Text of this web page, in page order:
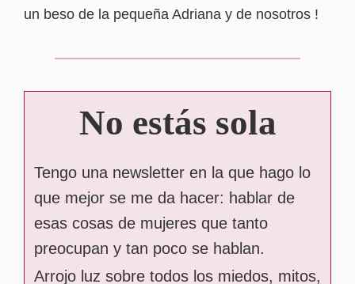
un beso de la pequeña Adriana y de nosotros !
No estás sola
Tengo una newsletter en la que hago lo
que mejor se me da hacer: hablar de
esas cosas de mujeres que tanto
preocupan y tan poco se hablan.
Arrojo luz sobre todos los miedos, mitos,